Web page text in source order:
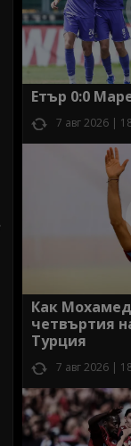
Етър 0:0
7 авг 2026 |
Как
четвъртия
Турция
7 авг 2026 |